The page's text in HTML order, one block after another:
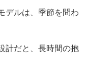
デルは、季節を問わ
計だと、長時間の抱